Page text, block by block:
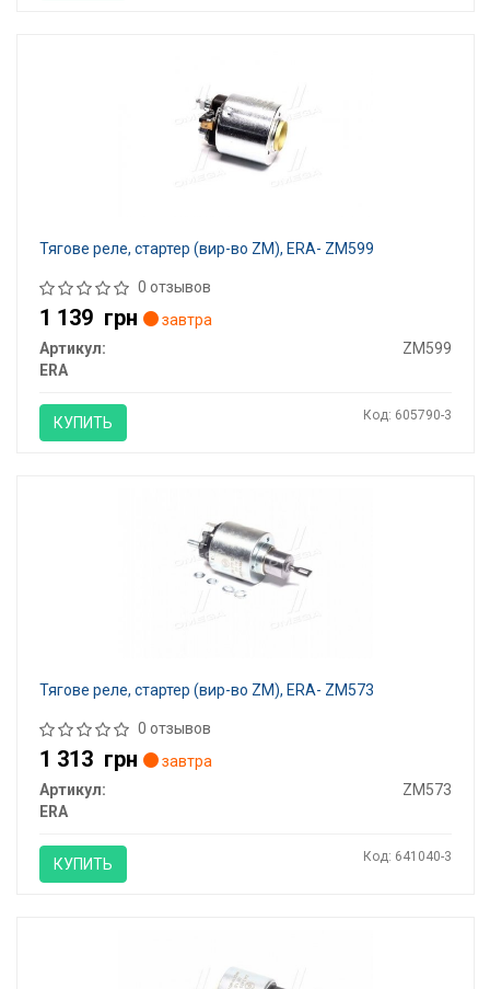
Тягове реле, стартер (вир-во ZM), ERA- ZM599
0 отзывов
1 139 грн
завтра
Артикул:
ZM599
ERA
КУПИТЬ Код: 605790-3
Тягове реле, стартер (вир-во ZM), ERA- ZM573
0 отзывов
1 313 грн
завтра
Артикул:
ZM573
ERA
КУПИТЬ Код: 641040-3